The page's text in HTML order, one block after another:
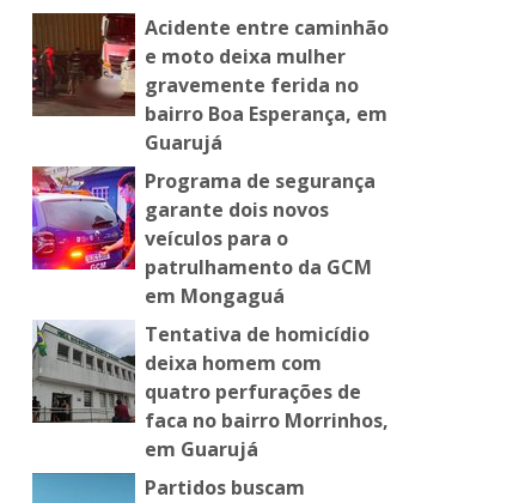
Acidente entre caminhão
e moto deixa mulher
gravemente ferida no
bairro Boa Esperança, em
Guarujá
Programa de segurança
garante dois novos
veículos para o
patrulhamento da GCM
em Mongaguá
Tentativa de homicídio
deixa homem com
quatro perfurações de
faca no bairro Morrinhos,
em Guarujá
Partidos buscam